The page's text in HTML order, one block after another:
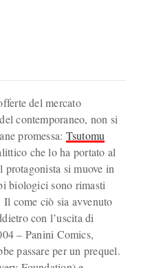
del mercato
contemporaneo, non si
promessa: Tsutomu
che lo ha portato al
protagonista si muove in
biologici sono rimasti
come ciò sia avvenuto
con l’uscita di
– Panini Comics,
passare per un prequel.